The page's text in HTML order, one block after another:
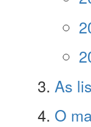
As
O